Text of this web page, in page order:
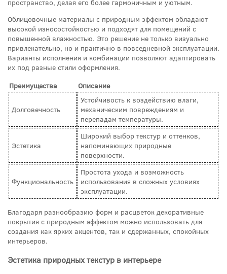
пространство, делая его более гармоничным и уютным.
Облицовочные материалы с природным эффектом обладают
высокой износостойкостью и подходят для помещений с
повышенной влажностью. Это решение не только визуально
привлекательно, но и практично в повседневной эксплуатации.
Варианты исполнения и комбинации позволяют адаптировать
их под разные стили оформления.
Преимущества
Описание
Долговечность
Устойчивость к воздействию влаги,
механическим повреждениям и
перепадам температуры.
Эстетика
Широкий выбор текстур и оттенков,
напоминающих природные
поверхности.
Функциональность
Простота ухода и возможность
использования в сложных условиях
эксплуатации.
Благодаря разнообразию форм и расцветок декоративные
покрытия с природным эффектом можно использовать для
создания как ярких акцентов, так и сдержанных, спокойных
интерьеров.
Эстетика природных текстур в интерьере